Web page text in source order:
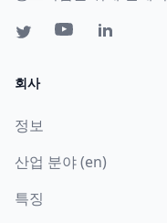
회사
정보
산업 분야 (en)
특징